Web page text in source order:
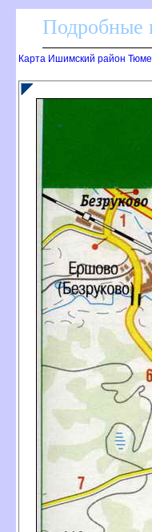
Подробные
Карта Ишимский район